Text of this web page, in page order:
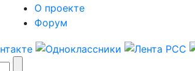
О проекте
Форум